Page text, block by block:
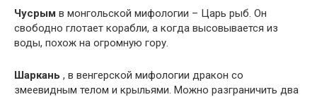
Чусрым в монгольской мифологии – Царь рыб. Он
свободно глотает корабли, а когда высовывается из
воды, похож на огромную гору.
Шаркань , в венгерской мифологии дракон со
змеевидным телом и крыльями. Можно разграничить два